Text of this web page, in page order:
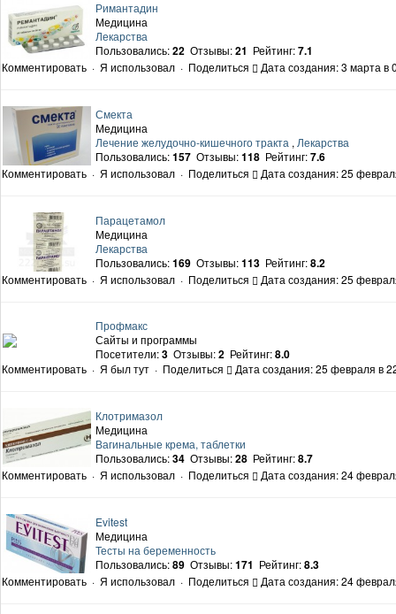
Римантадин
Медицина
Лекарства
Пользовались:22 Отзывы:21 Рейтинг:7.1
Комментировать · Я использовал · Поделиться Дата создания: 3 марта в
Смекта
Медицина
Лечение желудочно-кишечного тракта , Лекарства
Пользовались:157 Отзывы:118 Рейтинг:7.6
Комментировать · Я использовал · Поделиться Дата создания: 25
Парацетамол
Медицина
Лекарства
Пользовались:169 Отзывы:113 Рейтинг:8.2
Комментировать · Я использовал · Поделиться Дата создания: 25
Профмакс
Сайты и программы
Посетители:3 Отзывы:2 Рейтинг:8.0
Комментировать · Я был тут · Поделиться Дата создания: 25 февраля в
Клотримазол
Медицина
Вагинальные крема, таблетки
Пользовались:34 Отзывы:28 Рейтинг:8.7
Комментировать · Я использовал · Поделиться Дата создания: 24
Evitest
Медицина
Тесты на беременность
Пользовались:89 Отзывы:171 Рейтинг:8.3
Комментировать · Я использовал · Поделиться Дата создания: 24